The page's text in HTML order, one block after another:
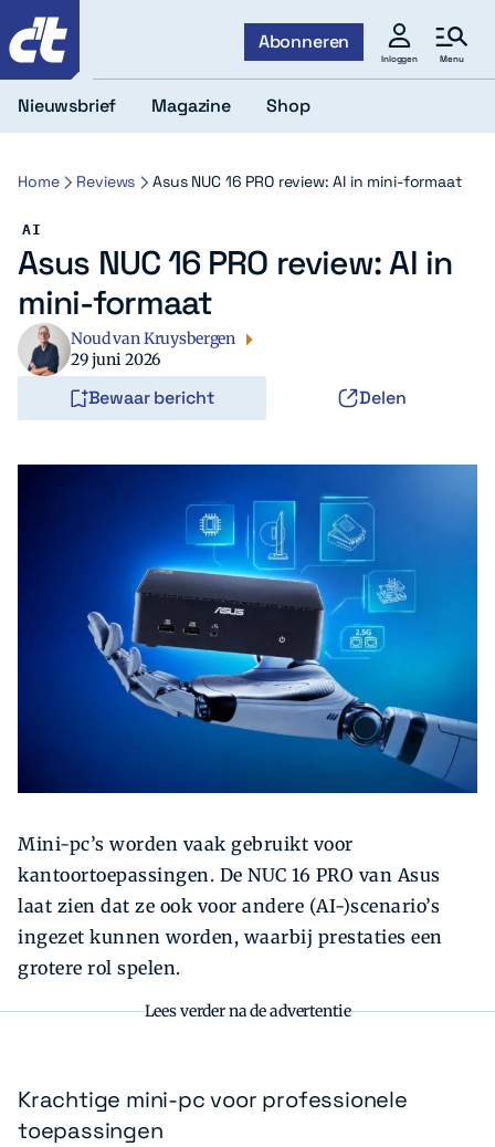
Abonneren
Inloggen Menu
Zoek
Nieuwsbrief Magazine Shop
Home Reviews Asus NUC 16 PRO review: AI in mini-formaat
AI
Asus NUC 16 PRO review: AI in
mini-formaat
Noud van Kruysbergen
29 juni 2026
Bewaar bericht Delen
Mini-pc’s worden vaak gebruikt voor
kantoortoepassingen. De NUC 16 PRO van Asus
laat zien dat ze ook voor andere (AI-)scenario’s
ingezet kunnen worden, waarbij prestaties een
grotere rol spelen.
Lees verder na de advertentie
Krachtige mini-pc voor professionele
toepassingen